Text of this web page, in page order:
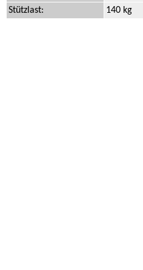
Stützlast: 140 kg